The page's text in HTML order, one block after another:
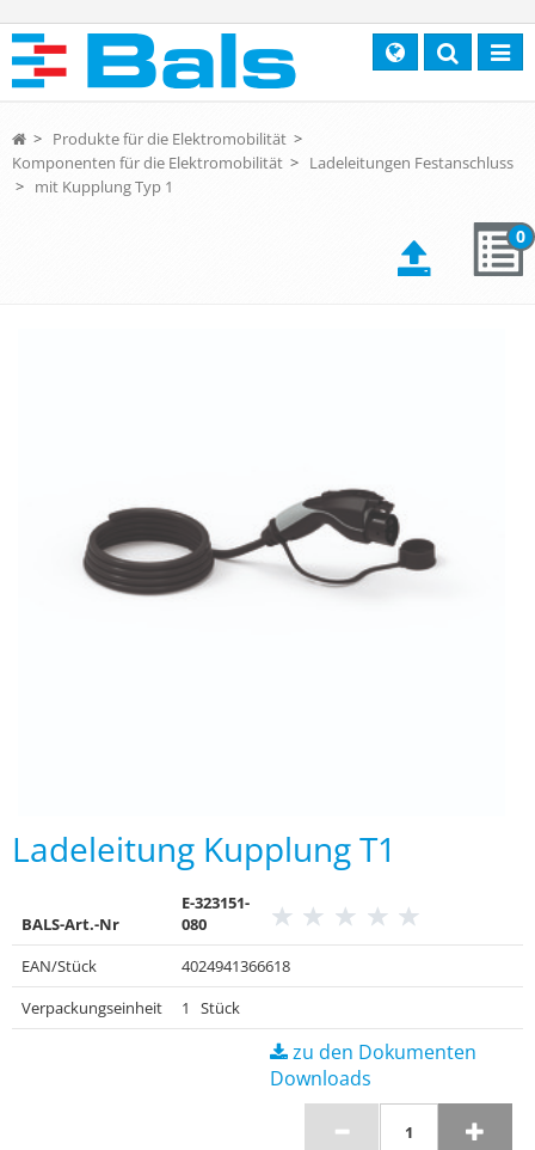
Search
> Produkte für die Elektromobilität >
Komponenten für die Elektromobilität > Ladeleitungen Festanschluss
> mit Kupplung Typ 1
0
Ladeleitung Kupplung T1
BALS-Art.-Nr
E-323151-
080
EAN/Stück
4024941366618
Verpackungseinheit
1 Stück
zu den Dokumenten
Downloads